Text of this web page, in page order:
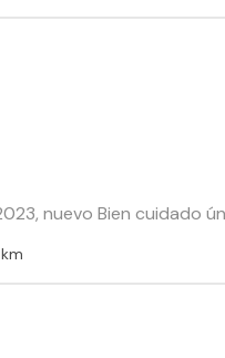
nuevo Bien cuidado